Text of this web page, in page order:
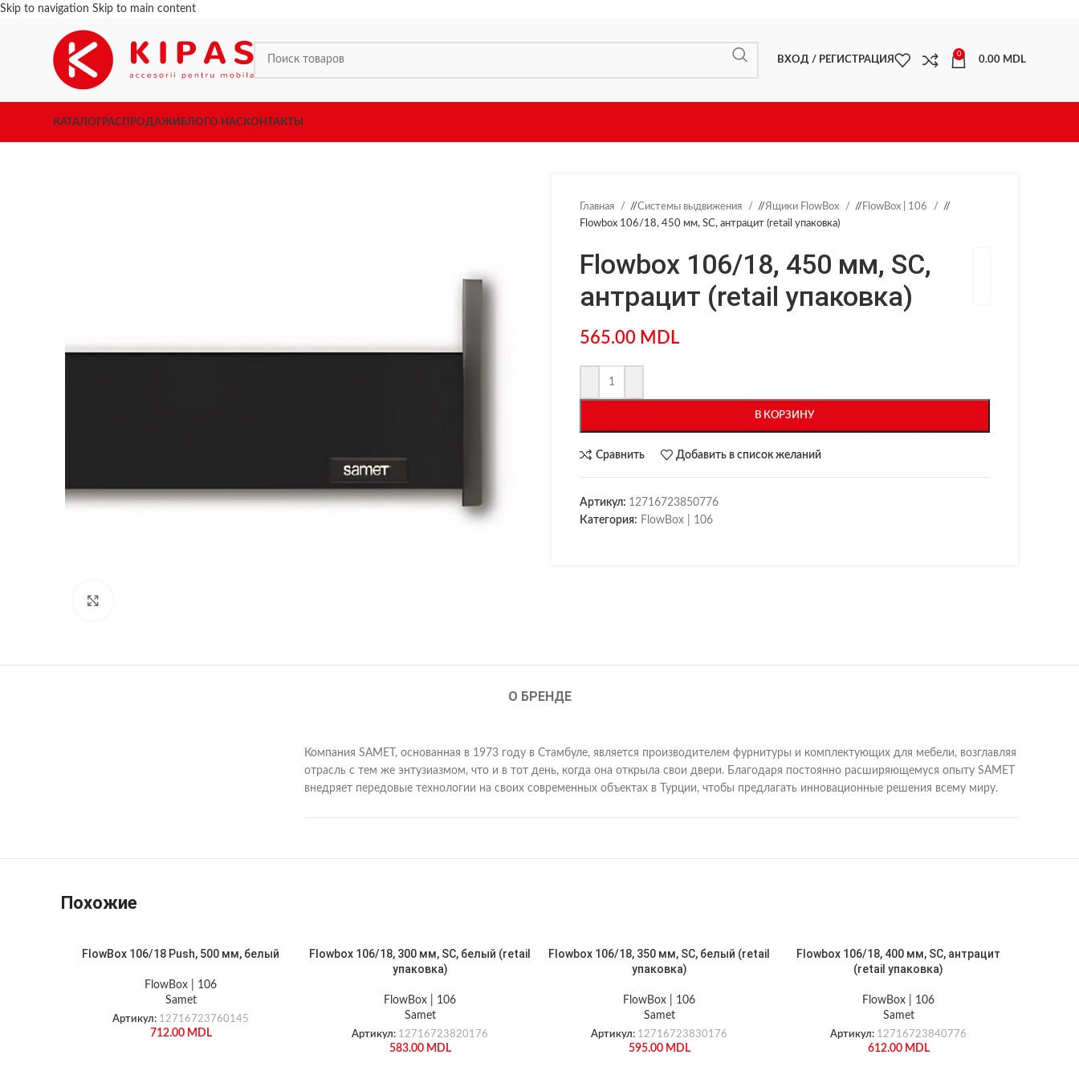
Skip to navigation Skip to main content
ВХОД / РЕГИСТРАЦИЯ
0
0.00 MDL
КАТАЛОГРАСПРОДАЖИ БЛОГО НАСКОНТАКТЫ
Главная / Системы выдвижения / Ящики FlowBox / FlowBox | 106
/
Flowbox 106/18, 450 мм, SC, антрацит (retail упаковка)
Flowbox 106/18, 450 мм, SC,
антрацит (retail упаковка)
565.00 MDL
В КОРЗИНУ
Сравнить Добавить в список желаний
Артикул: 12716723850776
Категория: FlowBox | 106
О БРЕНДЕ
Компания SAMET, основанная в 1973 году в Стамбуле, является производителем фурнитуры и комплектующих для мебели, возглавляя
отрасль с тем же энтузиазмом, что и в тот день, когда она открыла свои двери. Благодаря постоянно расширяющемуся опыту SAMET
внедряет передовые технологии на своих современных объектах в Турции, чтобы предлагать инновационные решения всему миру.
Похожие
FlowBox 106/18 Push, 500 мм, белый
FlowBox | 106
Samet
Артикул: 12716723760145
712.00 MDL
Flowbox 106/18, 300 мм, SC, белый (retail
упаковка)
FlowBox | 106
Samet
Артикул: 12716723820176
583.00 MDL
Flowbox 106/18, 350 мм, SC, белый (retail
упаковка)
FlowBox | 106
Samet
Артикул: 12716723830176
595.00 MDL
Flowbox 106/18, 400 мм, SC, антрацит
(retail упаковка)
FlowBox | 106
Samet
Артикул: 12716723840776
612.00 MDL